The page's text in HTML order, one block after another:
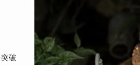
破